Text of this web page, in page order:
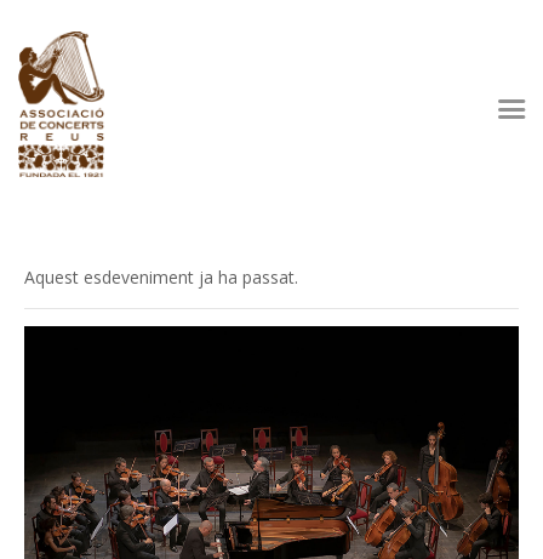
Patrocinadors
Fes-te’n soci
Aquest esdeveniment ja ha passat.